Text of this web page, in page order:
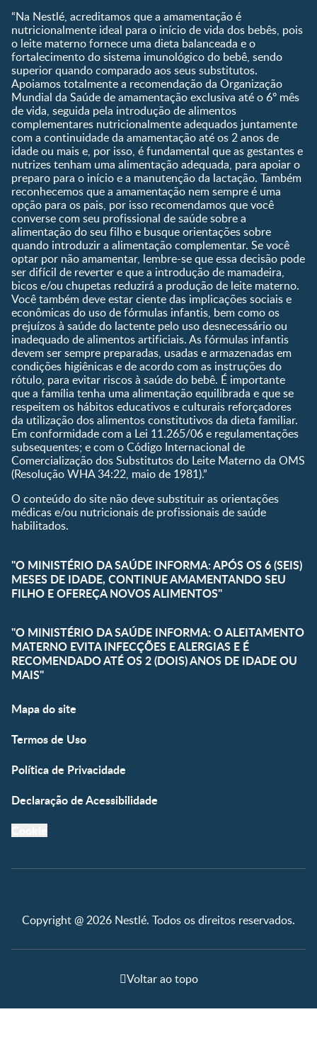
Fale conosco
Shopping
Compre Agora
Gravidez
Pós-Parto
0 a 5 meses
6 a 8 meses
9 a 12 meses
1 a 3 anos
Pré-escolar
Desenvolvimento
Ser Mãe e Pai
Nutrição, Alimentação e
Saúde
Ferramentas
Quando eu ficarei fértil?
Que dia meu bebê vai
nascer?
Guia de Nomes para Bebê
Calendário de semanas de
gravidez
Calculadora de cor dos
olhos
Curva de crescimento do
bebê
Planeta dos Pais
Receitas
“Na Nestlé, acreditamos que a amamentação é
nutricionalmente ideal para o início de vida dos bebês, pois
o leite materno fornece uma dieta balanceada e o
fortalecimento do sistema imunológico do bebê, sendo
superior quando comparado aos seus substitutos.
Apoiamos totalmente a recomendação da Organização
Mundial da Saúde de amamentação exclusiva até o 6º mês
de vida, seguida pela introdução de alimentos
complementares nutricionalmente adequados juntamente
com a continuidade da amamentação até os 2 anos de
idade ou mais e, por isso, é fundamental que as gestantes e
nutrizes tenham uma alimentação adequada, para apoiar o
preparo para o início e a manutenção da lactação. Também
reconhecemos que a amamentação nem sempre é uma
opção para os pais, por isso recomendamos que você
converse com seu profissional de saúde sobre a
alimentação do seu filho e busque orientações sobre
quando introduzir a alimentação complementar. Se você
optar por não amamentar, lembre-se que essa decisão pode
ser difícil de reverter e que a introdução de mamadeira,
bicos e/ou chupetas reduzirá a produção de leite materno.
Você também deve estar ciente das implicações sociais e
econômicas do uso de fórmulas infantis, bem como os
prejuízos à saúde do lactente pelo uso desnecessário ou
inadequado de alimentos artificiais. As fórmulas infantis
devem ser sempre preparadas, usadas e armazenadas em
condições higiênicas e de acordo com as instruções do
rótulo, para evitar riscos à saúde do bebê. É importante
que a família tenha uma alimentação equilibrada e que se
respeitem os hábitos educativos e culturais reforçadores
da utilização dos alimentos constitutivos da dieta familiar.
Em conformidade com a Lei 11.265/06 e regulamentações
subsequentes; e com o Código Internacional de
Comercialização dos Substitutos do Leite Materno da OMS
(Resolução WHA 34:22, maio de 1981).”
O conteúdo do site não deve substituir as orientações
médicas e/ou nutricionais de profissionais de saúde
habilitados.
"O MINISTÉRIO DA SAÚDE INFORMA: APÓS OS 6 (SEIS)
MESES DE IDADE, CONTINUE AMAMENTANDO SEU
FILHO E OFEREÇA NOVOS ALIMENTOS"
"O MINISTÉRIO DA SAÚDE INFORMA: O ALEITAMENTO
MATERNO EVITA INFECÇÕES E ALERGIAS E É
RECOMENDADO ATÉ OS 2 (DOIS) ANOS DE IDADE OU
MAIS"
Mapa do site
Termos de Uso
Política de Privacidade
Declaração de Acessibilidade
Copyright @ 2026 Nestlé. Todos os direitos reservados.
Voltar ao topo